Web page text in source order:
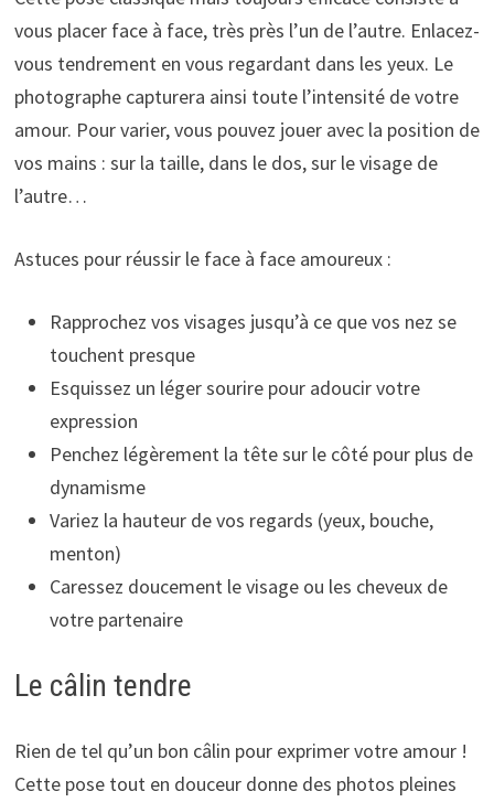
vous placer face à face, très près l’un de l’autre. Enlacez-
vous tendrement en vous regardant dans les yeux. Le
photographe capturera ainsi toute l’intensité de votre
amour. Pour varier, vous pouvez jouer avec la position de
vos mains : sur la taille, dans le dos, sur le visage de
l’autre…
Astuces pour réussir le face à face amoureux :
Rapprochez vos visages jusqu’à ce que vos nez se
touchent presque
Esquissez un léger sourire pour adoucir votre
expression
Penchez légèrement la tête sur le côté pour plus de
dynamisme
Variez la hauteur de vos regards (yeux, bouche,
menton)
Caressez doucement le visage ou les cheveux de
votre partenaire
Le câlin tendre
Rien de tel qu’un bon câlin pour exprimer votre amour !
Cette pose tout en douceur donne des photos pleines